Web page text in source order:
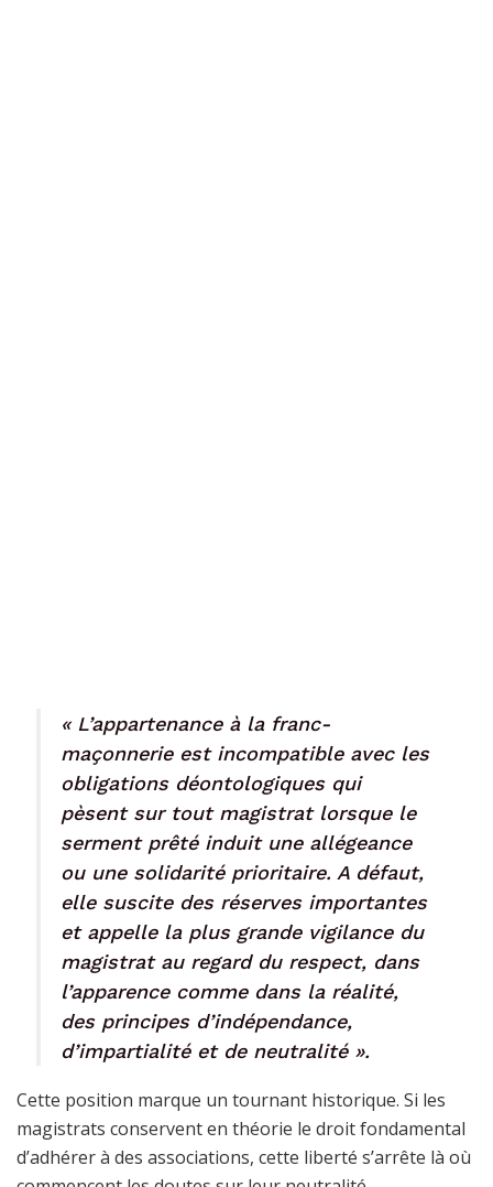
« L’appartenance à la franc-
maçonnerie est incompatible avec les
obligations déontologiques qui
pèsent sur tout magistrat lorsque le
serment prêté induit une allégeance
ou une solidarité prioritaire. A défaut,
elle suscite des réserves importantes
et appelle la plus grande vigilance du
magistrat au regard du respect, dans
l’apparence comme dans la réalité,
des principes d’indépendance,
d’impartialité et de neutralité ».
Cette position marque un tournant historique. Si les
magistrats conservent en théorie le droit fondamental
d’adhérer à des associations, cette liberté s’arrête là où